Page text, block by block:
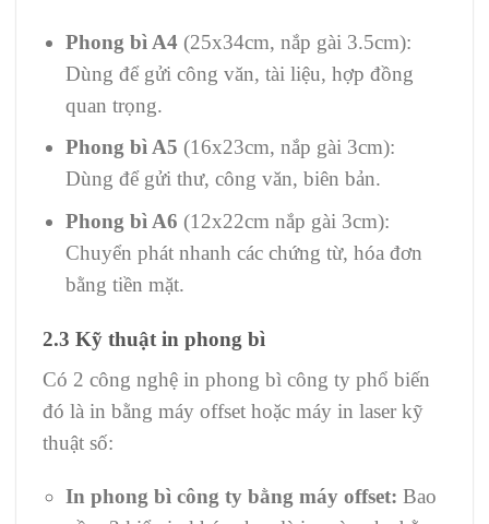
Phong bì A4 (25x34cm, nắp gài 3.5cm):
Dùng để gửi công văn, tài liệu, hợp đồng
quan trọng.
Phong bì A5 (16x23cm, nắp gài 3cm):
Dùng để gửi thư, công văn, biên bản.
Phong bì A6 (12x22cm nắp gài 3cm):
Chuyển phát nhanh các chứng từ, hóa đơn
bằng tiền mặt.
2.3 Kỹ thuật in phong bì
Có 2 công nghệ in phong bì công ty phổ biến
đó là in bằng máy offset hoặc máy in laser kỹ
thuật số:
In phong bì công ty bằng máy offset: Bao